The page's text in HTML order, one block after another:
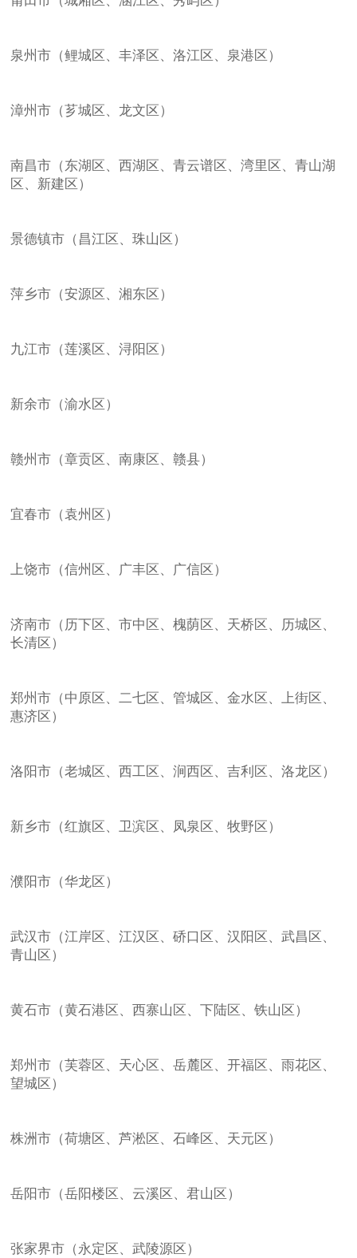
泉州市（鲤城区、丰泽区、洛江区、泉港区）
漳州市（芗城区、龙文区）
南昌市（东湖区、西湖区、青云谱区、湾里区、青山湖
区、新建区）
景德镇市（昌江区、珠山区）
萍乡市（安源区、湘东区）
九江市（莲溪区、浔阳区）
新余市（渝水区）
赣州市（章贡区、南康区、赣县）
宜春市（袁州区）
上饶市（信州区、广丰区、广信区）
济南市（历下区、市中区、槐荫区、天桥区、历城区、
长清区）
郑州市（中原区、二七区、管城区、金水区、上街区、
惠济区）
洛阳市（老城区、西工区、涧西区、吉利区、洛龙区）
新乡市（红旗区、卫滨区、凤泉区、牧野区）
濮阳市（华龙区）
武汉市（江岸区、江汉区、硚口区、汉阳区、武昌区、
青山区）
黄石市（黄石港区、西寨山区、下陆区、铁山区）
郑州市（芙蓉区、天心区、岳麓区、开福区、雨花区、
望城区）
株洲市（荷塘区、芦淞区、石峰区、天元区）
岳阳市（岳阳楼区、云溪区、君山区）
张家界市（永定区、武陵源区）